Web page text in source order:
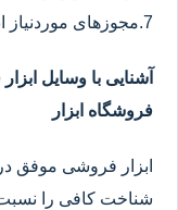
7.مجوزهای موردنیاز ابزار یراق فروشی چیست؟
آشنایی با وسایل
فروشگاه ابزار
ابزار فروشی موفق
شناخت کافی را نسبت